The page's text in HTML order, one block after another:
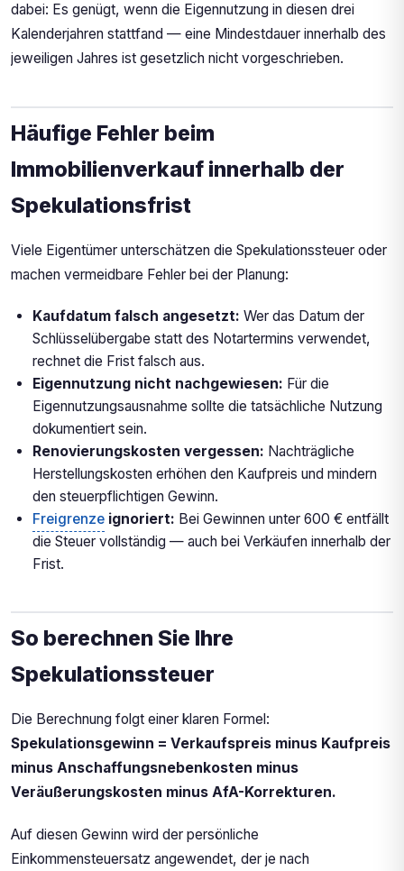
dabei: Es genügt, wenn die Eigennutzung in diesen drei
Kalenderjahren stattfand — eine Mindestdauer innerhalb des
jeweiligen Jahres ist gesetzlich nicht vorgeschrieben.
Häufige Fehler beim
Immobilienverkauf innerhalb der
Spekulationsfrist
Viele Eigentümer unterschätzen die Spekulationssteuer oder
machen vermeidbare Fehler bei der Planung:
Kaufdatum falsch angesetzt: Wer das Datum der
Schlüsselübergabe statt des Notartermins verwendet,
rechnet die Frist falsch aus.
Eigennutzung nicht nachgewiesen: Für die
Eigennutzungsausnahme sollte die tatsächliche Nutzung
dokumentiert sein.
Renovierungskosten vergessen: Nachträgliche
Herstellungskosten erhöhen den Kaufpreis und mindern
den steuerpflichtigen Gewinn.
Freigrenze ignoriert: Bei Gewinnen unter 600 € entfällt
die Steuer vollständig — auch bei Verkäufen innerhalb der
Frist.
So berechnen Sie Ihre
Spekulationssteuer
Die Berechnung folgt einer klaren Formel:
Spekulationsgewinn = Verkaufspreis minus Kaufpreis
minus Anschaffungsnebenkosten minus
Veräußerungskosten minus AfA-Korrekturen.
Auf diesen Gewinn wird der persönliche
Einkommensteuersatz angewendet, der je nach